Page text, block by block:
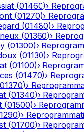
(01460)›
(01270)›
(01480)›
(01360)›
(01300)›
(01130)›
(01100)›
(01470)›
01370)›
(01340)›
(01500)›
)›
(01700)›